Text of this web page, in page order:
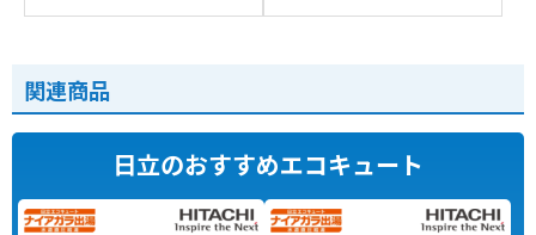
ク交換工事施工事例：
からパナソニックHE-
LS46LQSへの交換
ク交換工事施工事例：
ックHE-S37LQSへの交
換
関連商品
日立のおすすめエコキュート